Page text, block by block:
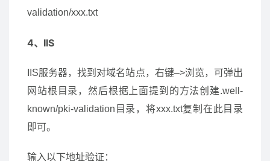
validation/xxx.txt
4、IIS
IIS服务器，找到对域名站点，右键–>浏览，可弹出
网站根目录，然后根据上面提到的方法创建.well-
known/pki-validation目录，将xxx.txt复制在此目录
即可。
输入以下地址验证：